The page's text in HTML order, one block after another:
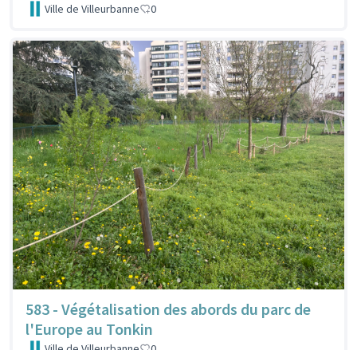
Ville de Villeurbanne 0
583 - Végétalisation des abords du parc de
l'Europe au Tonkin